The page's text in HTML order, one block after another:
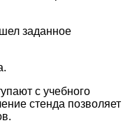
заданное
с учебного
стенда позволяет